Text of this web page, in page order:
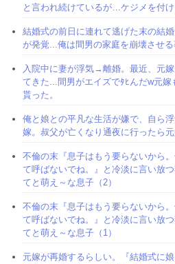
と言われ続けているが…ケジメを付
結婚式の前日に連れて逃げた末の結
が発覚...俺は間男の家庭を崩壊させる
入院中に妻が浮気→離婚。最近、元
てきた...間男がエイズでﾀﾋんだw元
貰った。
俺と娘との平凡な生活が嫌で、自ら
嫁。叔父が亡くなり通夜に行ったら
不倫の末『息子はもう要らないから
て呼ばないでね。』と冷淡に言い放
てと萌え～な息子（2）
不倫の末『息子はもう要らないから
て呼ばないでね。』と冷淡に言い放
てと萌え～な息子（1）
元嫁が再婚するらしい。『結婚式に